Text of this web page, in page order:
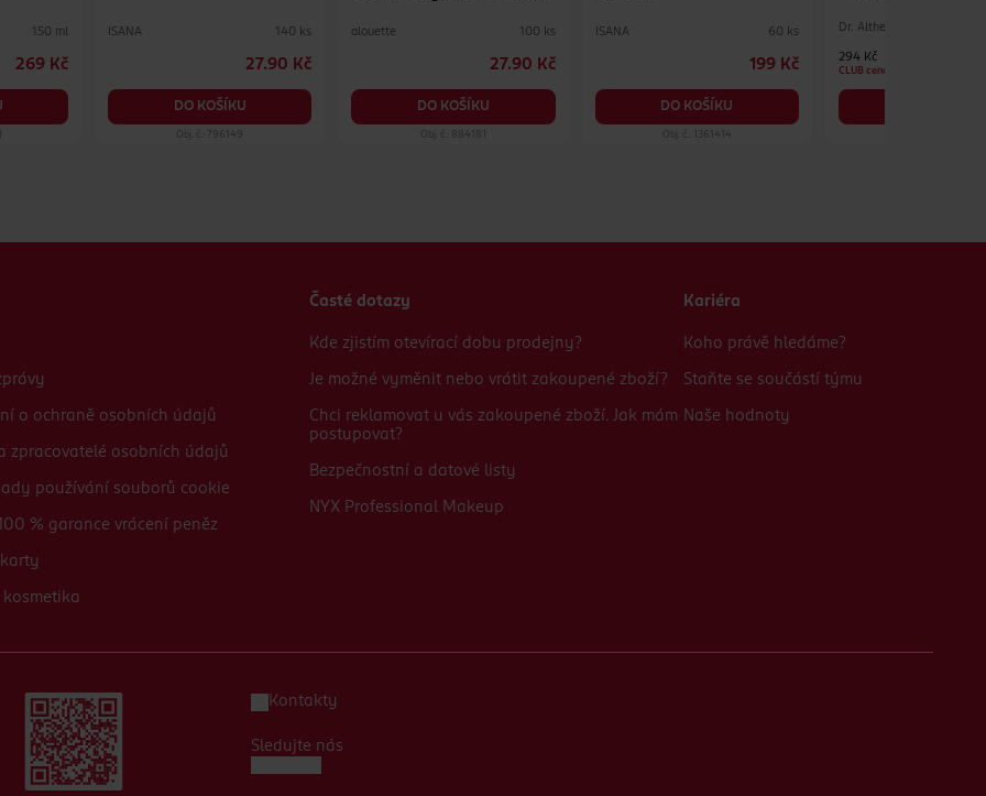
150 ml
269 Kč
ISANA 140 ks
27.90 Kč
DO KOŠÍKU
Obj. č.: 796149
alouette 100 ks
27.90 Kč
DO KOŠÍKU
Obj. č.: 884181
ISANA 60 ks
199 Kč
DO KOŠÍKU
Obj. č.: 1361414
Dr. Althea
294 Kč
CLUB cena
o ochraně osobních údajů
zpracovatelé osobních údajů
používání souborů cookie
% garance vrácení peněz
kosmetika
Časté dotazy
Kde zjistím otevírací dobu prodejny?
Je možné vyměnit nebo vrátit zakoupené zboží?
Chci reklamovat u vás zakoupené zboží. Jak mám
postupovat?
Bezpečnostní a datové listy
NYX Professional Makeup
Kariéra
Koho právě hledáme?
Staňte se součástí týmu
Naše hodnoty
Kontakty
Sledujte nás